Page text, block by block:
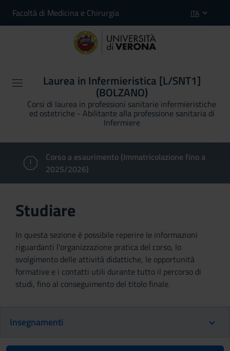
Facoltà di Medicina e Chirurgia ITA
Laurea in Infermieristica [L/SNT1]
(BOLZANO)
Corsi di laurea in professioni sanitarie infermieristiche
ed ostetriche - Abilitante alla professione sanitaria di
Infermiere
Corso a esaurimento (Immatricolazione fino a
2025/2026)
Studiare
In questa sezione è possibile reperire le informazioni
riguardanti l'organizzazione pratica del corso, lo
svolgimento delle attività didattiche, le opportunità
formative e i contatti utili durante tutto il percorso di
studi, fino al conseguimento del titolo finale.
Insegnamenti